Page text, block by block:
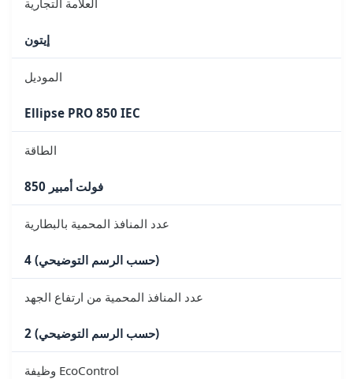
إيتون
الموديل
Ellipse PRO 850 IEC
الطاقة
850 فولت أمبير
عدد المنافذ المحمية بالبطارية
4 (حسب الرسم التوضيحي)
عدد المنافذ المحمية من ارتفاع الجهد
2 (حسب الرسم التوضيحي)
وظيفة EcoControl